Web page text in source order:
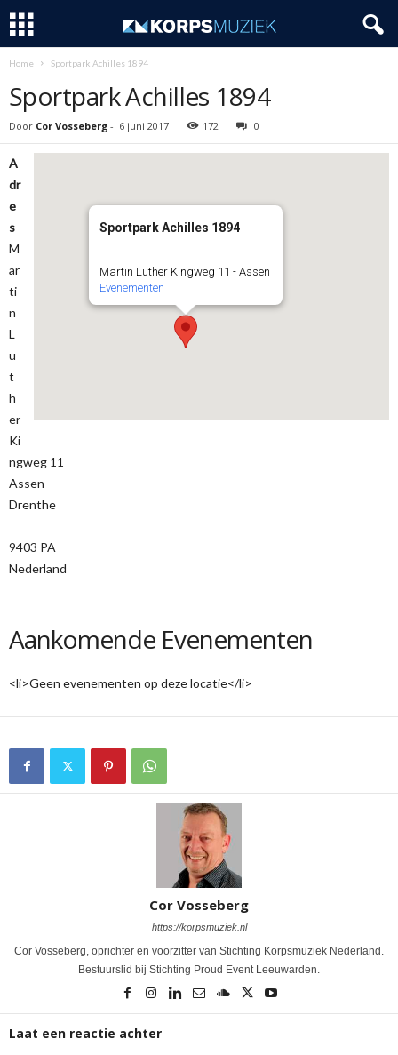
Home Sportpark Achilles 1894
Sportpark Achilles 1894
Door Cor Vosseberg - 6 juni 2017 172 0
Sportpark Achilles 1894
Martin Luther Kingweg 11 - Assen
Evenementen
A
dr
e
s
M
ar
ti
n
L
u
t
h
er
Ki
ngweg 11
Assen
Drenthe
9403 PA
Nederland
Aankomende Evenementen
<li>Geen evenementen op deze locatie</li>
Cor Vosseberg
https://korpsmuziek.nl
Cor Vosseberg, oprichter en voorzitter van Stichting Korpsmuziek Nederland.
Bestuurslid bij Stichting Proud Event Leeuwarden.
Laat een reactie achter